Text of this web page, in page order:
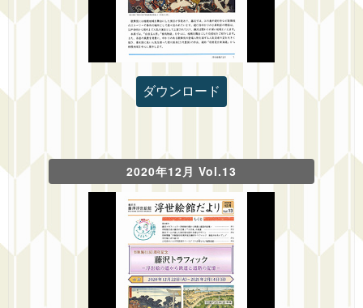
ダウンロード
2020年12月 Vol.13